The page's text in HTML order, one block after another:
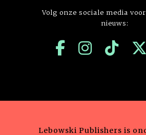
Volg onze sociale media
nieuws:
Lebowski Publishers is